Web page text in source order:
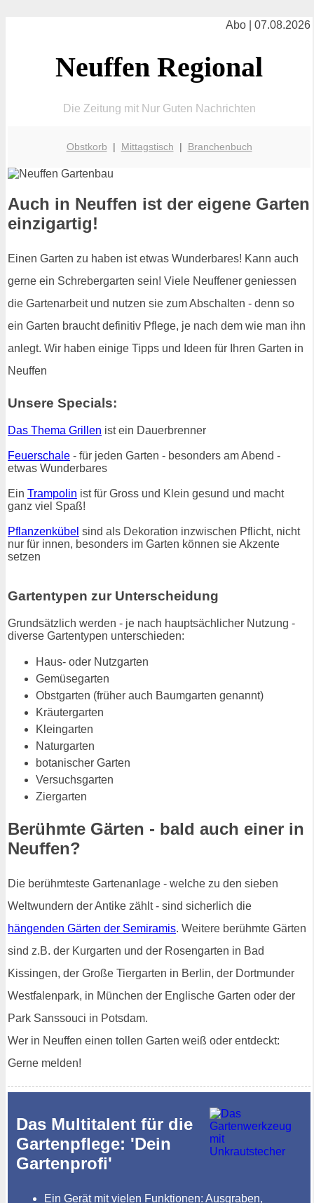
Abo | 07.08.2026
Neuffen Regional
Die Zeitung mit Nur Guten Nachrichten
Obstkorb | Mittagstisch | Branchenbuch
Auch in Neuffen ist der eigene Garten
einzigartig!
Einen Garten zu haben ist etwas Wunderbares! Kann auch
gerne ein Schrebergarten sein! Viele Neuffener geniessen
die Gartenarbeit und nutzen sie zum Abschalten - denn so
ein Garten braucht definitiv Pflege, je nach dem wie man ihn
anlegt. Wir haben einige Tipps und Ideen für Ihren Garten in
Neuffen
Unsere Specials:
Das Thema Grillen ist ein Dauerbrenner
Feuerschale - für jeden Garten - besonders am Abend -
etwas Wunderbares
Ein Trampolin ist für Gross und Klein gesund und macht
ganz viel Spaß!
Pflanzenkübel sind als Dekoration inzwischen Pflicht, nicht
nur für innen, besonders im Garten können sie Akzente
setzen
Gartentypen zur Unterscheidung
Grundsätzlich werden - je nach hauptsächlicher Nutzung -
diverse Gartentypen unterschieden:
Haus- oder Nutzgarten
Gemüsegarten
Obstgarten (früher auch Baumgarten genannt)
Kräutergarten
Kleingarten
Naturgarten
botanischer Garten
Versuchsgarten
Ziergarten
Berühmte Gärten - bald auch einer in
Neuffen?
Die berühmteste Gartenanlage - welche zu den sieben
Weltwundern der Antike zählt - sind sicherlich die
hängenden Gärten der Semiramis. Weitere berühmte Gärten
sind z.B. der Kurgarten und der Rosengarten in Bad
Kissingen, der Große Tiergarten in Berlin, der Dortmunder
Westfalenpark, in München der Englische Garten oder der
Park Sanssouci in Potsdam.
Wer in Neuffen einen tollen Garten weiß oder entdeckt:
Gerne melden!
Das Multitalent für die
Gartenpflege: 'Dein
Gartenprofi'
Ein Gerät mit vielen Funktionen: Ausgraben,